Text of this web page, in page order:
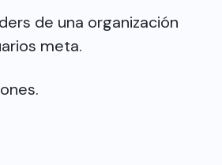
de una organización
meta.